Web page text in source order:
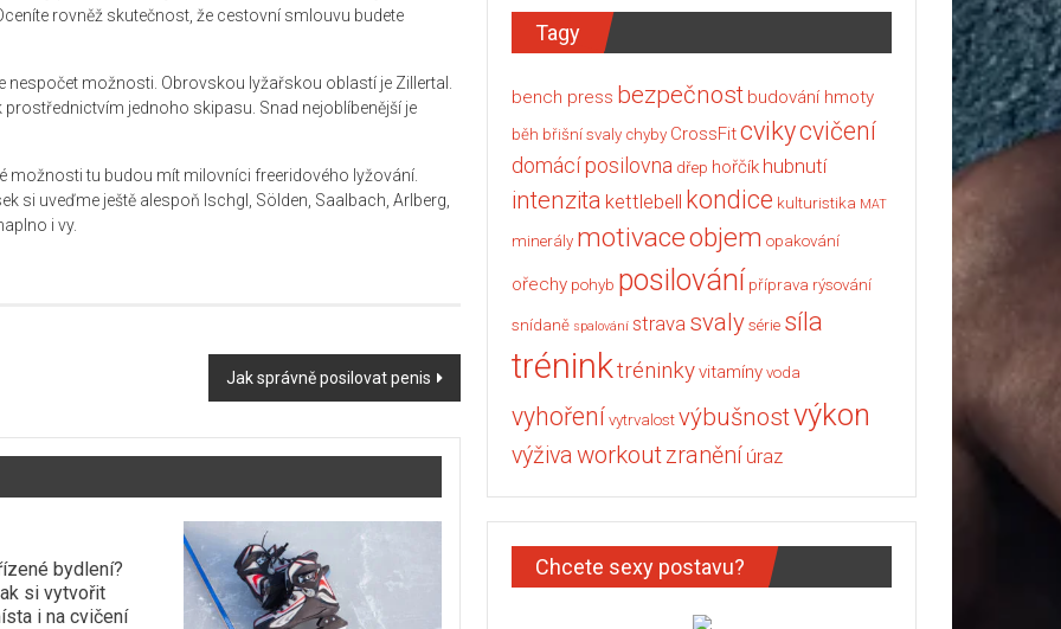
rovněž skutečnost, že cestovní smlouvu budete
možnosti. Obrovskou lyžařskou oblastí je Zillertal.
jednoho skipasu. Snad nejoblíbenější je
možnosti tu budou mít milovníci freeridového lyžování.
si uveďme ještě alespoň Ischgl, Sölden, Saalbach, Arlberg,
i vy.
Jak správně posilovat penis
bydlení?
si vytvořit
i na cvičení
Tagy
bench press bezpečnost budování hmoty
běh břišní svaly chyby CrossFitcvikycvičení
domácí posilovna dřep hořčík hubnutí
intenzita kettlebell kondice kulturistika MAT
minerály motivaceobjem opakování
ořechy pohyb posilování příprava rýsování
snídaně spalování strava svaly série síla
tréninktréninkyvitamíny voda
vyhoření vytrvalost výbušnostvýkon
výživaworkoutzranění úraz
Chcete sexy postavu?